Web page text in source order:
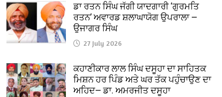
ਡਾ ਰਤਨ ਸਿੰਘ ਜੱਗੀ ਯਾਦਗਾਰੀ ‘ਗੁਰਮਤਿ
ਰਤਨ’ ਅਵਾਰਡ ਸ਼ਲਾਘਾਯੋਗ ਉਪਰਾਲਾ —
ਉਜਾਗਰ ਸਿੰਘ
27 July 2026
ਕਹਾਣੀਕਾਰ ਲਾਲ ਸਿੰਘ ਦਸੂਹਾ ਦਾ ਸਾਹਿਤਕ
ਮਿਸ਼ਨ ਹਰ ਪਿੰਡ ਅਤੇ ਘਰ ਤੱਕ ਪਹੁੰਚਾਉਣ ਦਾ
ਅਹਿਦ— ਡਾ. ਅਮਰਜੀਤ ਦਸੂਹਾ